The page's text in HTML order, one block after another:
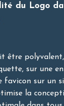
du Logo
être
sur une
sur un
la